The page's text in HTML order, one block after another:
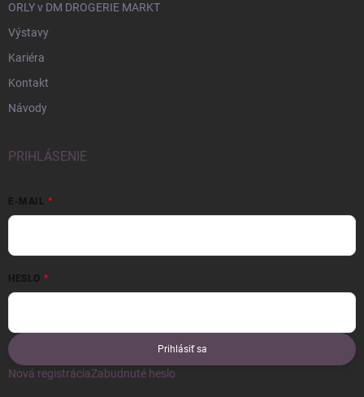
ORLY v DM DROGERIE MARKT
Výstavy
Kariéra
Kontakt
Návody
PRIHLÁSENIE
E-MAIL
HESLO
Prihlásiť sa
Nová registráciaZabudnuté heslo